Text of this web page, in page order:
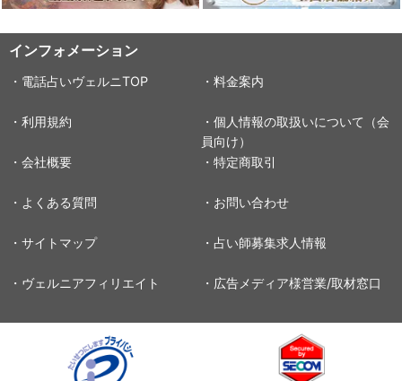
インフォメーション
・電話占いヴェルニTOP ・料金案内
・利用規約
・個人情報の取扱いについて（会
員向け）
・会社概要
・特定商取引
・よくある質問 ・お問い合わせ
・サイトマップ ・占い師募集求人情報
・ヴェルニアフィリエイト ・広告メディア様営業/取材窓口